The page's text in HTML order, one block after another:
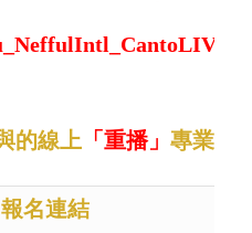
的線上「重播」 專業
報名連結